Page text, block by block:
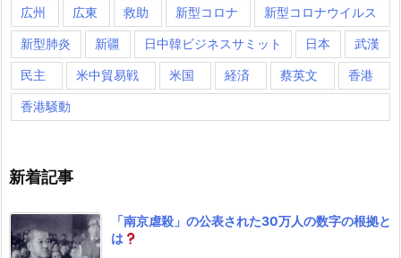
広州 広東 救助 新型コロナ 新型コロナウイルス
新型肺炎 新疆 日中韓ビジネスサミット 日本 武漢
民主 米中貿易戦 米国 経済 蔡英文 香港
香港騒動
新着記事
「南京虐殺」の公表された30万人の数字の根拠と
は